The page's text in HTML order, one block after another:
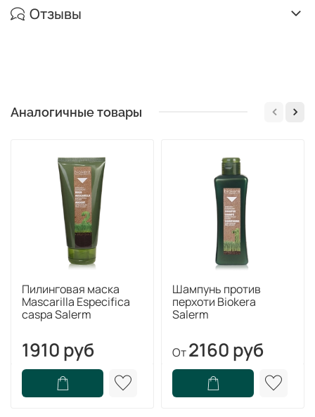
Отзывы
Аналогичные товары
Пилинговая маска
Mascarilla Especifica
caspa Salerm
1910 руб
Шампунь против
перхоти Biokera
Salerm
От2160 руб